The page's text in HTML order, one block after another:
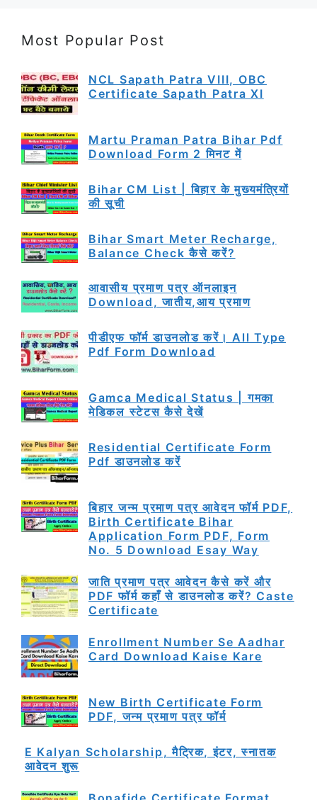
Most Popular Post
NCL Sapath Patra VIII, OBC
Certificate Sapath Patra XI
Martu Praman Patra Bihar Pdf
Download Form 2 मिनट में
Bihar CM List | बिहार के मुख्यमंत्रियों
की सूची
Bihar Smart Meter Recharge,
Balance Check कैसे करें?
आवासीय प्रमाण पत्र ऑनलाइन
Download, जातीय,आय प्रमाण
पीडीएफ फॉर्म डाउनलोड करें। All Type
Pdf Form Download
Gamca Medical Status | गमका
मेडिकल स्टेटस कैसे देखें
Residential Certificate Form
Pdf डाउनलोड करें
बिहार जन्म प्रमाण पत्र आवेदन फॉर्म PDF,
Birth Certificate Bihar
Application Form PDF, Form
No. 5 Download Esay Way
जाति प्रमाण पत्र आवेदन कैसे करें और
PDF फॉर्म कहाँ से डाउनलोड करें? Caste
Certificate
Enrollment Number Se Aadhar
Card Download Kaise Kare
New Birth Certificate Form
PDF, जन्म प्रमाण पत्र फॉर्म
E Kalyan Scholarship, मैट्रिक, इंटर, स्नातक
आवेदन शुरू